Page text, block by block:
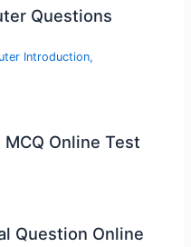
Questions
Introduction,
Online Test
Question Online